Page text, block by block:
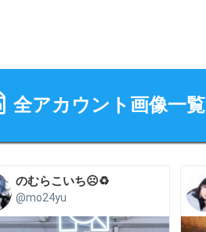
全アカウント画像一覧
のむらこいち☹️♻️
@mo24yu